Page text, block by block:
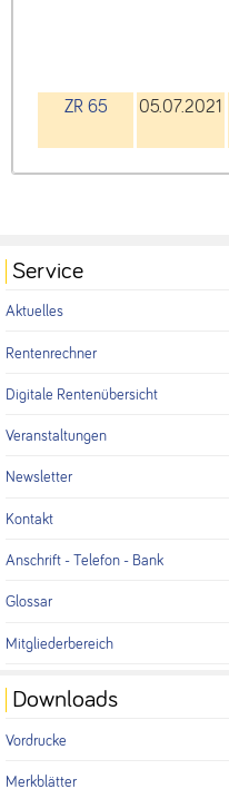
ZR 65
05.07.2021
Service
Aktuelles
Rentenrechner
Digitale Rentenübersicht
Veranstaltungen
Newsletter
Kontakt
Anschrift - Telefon - Bank
Glossar
Mitgliederbereich
Downloads
Vordrucke
Merkblätter